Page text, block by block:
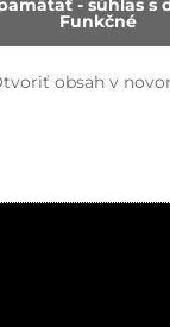
Funkčné
obsah v